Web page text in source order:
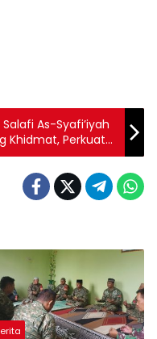
As-Syafi’iyah
Khidmat, Perkuat